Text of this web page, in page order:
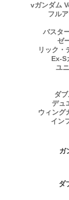
vガンダム
フル
バスタ
ゼ
リック・
Ex-S
ユ
ダ
デュ
ウィング
イン
ガ
ダ